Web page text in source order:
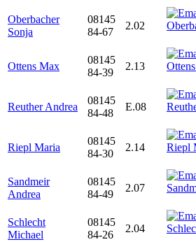
Oberbacher
Sonja
08145
84-67
2.02
Ottens Max
08145
84-39
2.13
Reuther Andrea
08145
84-48
E.08
Riepl Maria
08145
84-30
2.14
Sandmeir
Andrea
08145
84-49
2.07
Schlecht
Michael
08145
84-26
2.04